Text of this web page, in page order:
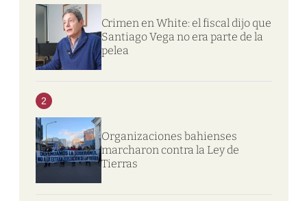
Crimen en White: el fiscal dijo que
Santiago Vega no era parte de la
pelea
2
Organizaciones bahienses
marcharon contra la Ley de
Tierras